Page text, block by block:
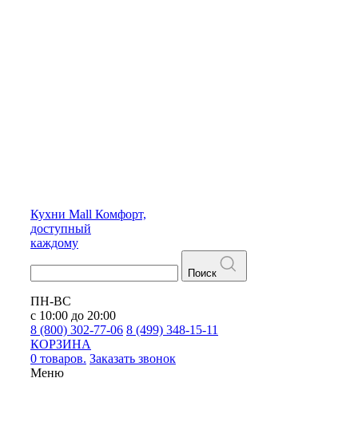
Кухни Mall Комфорт,
доступный
каждому
Поиск
ПН-ВС
с 10:00 до 20:00
8 (800) 302-77-06 8 (499) 348-15-11
КОРЗИНА
0 товаров. Заказать звонок
Меню